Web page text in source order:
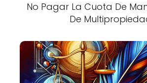
No Pagar La Cuota De
De